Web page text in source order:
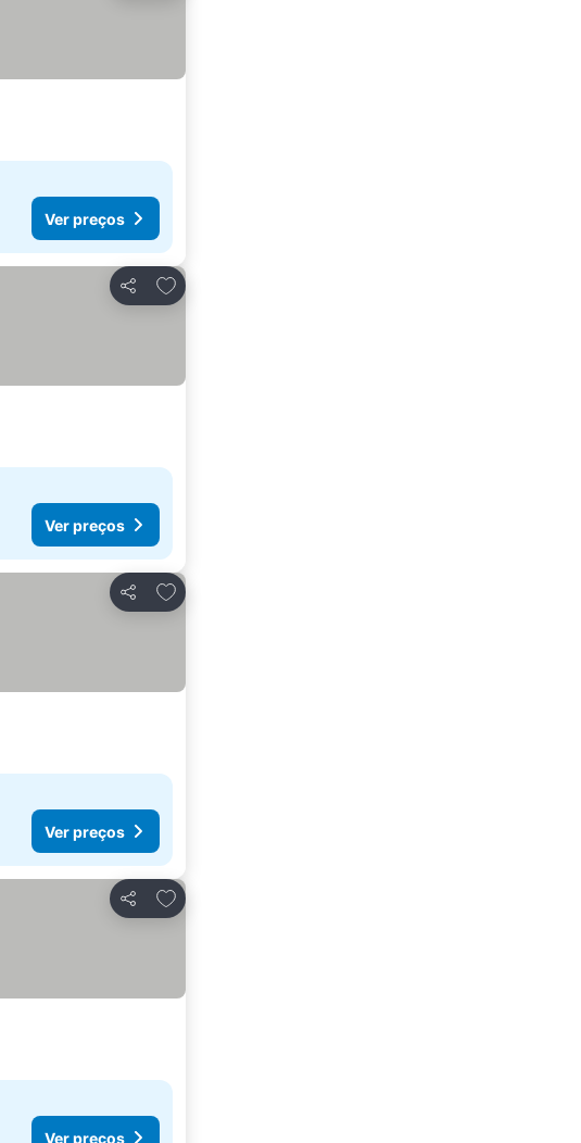
Ver preços
Partilhar
Adicionar aos favoritos
Ver preços
Partilhar
Adicionar aos favoritos
Ver preços
Partilhar
Adicionar aos favoritos
Ver preços